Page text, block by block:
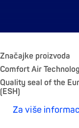
Značajke proizvoda
Comfort Air
Quality seal of the
(ESH)
Za više